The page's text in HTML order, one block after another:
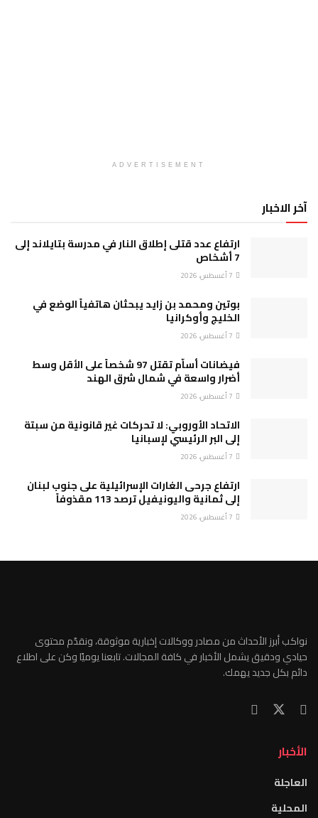
ADVERTISEMENT
آخر الاخبار
ارتفاع عدد قتلى إطلاق النار في مدرسة بتايلاند إلى
7 أشخاص
بوتين ومحمد بن زايد يبحثان هاتفياً الوضع في
الخليج وأوكرانيا
فيضانات أساّم تقتل 97 شخصاً على الأقل وسط
أضرار واسعة في شمال شرق الهند
الاتحاد الأوروبي: لا تحركات غير قانونية من سبتة
إلى البر الرئيسي لإسبانيا
ارتفاع جرحى الغارات الإسرائيلية على جنوب لبنان
إلى ثمانية واليونيفيل ترصد 113 مقذوفاً
نواكب أبرز الأحداث من مصادر ووكالات إخبارية موثوقة، ونقدّم محتوى
حيادي ودقيق يشمل الأخبار في كافة المجالات. تابعنا يوميًا وكن على اطلاع
دائم بكل جديد يهمك.
الأخبار
العاجلة
المحلية